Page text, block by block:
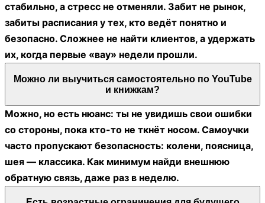
стабильно, а стресс не отменяли. Забит не рынок,
забиты расписания у тех, кто ведёт понятно и
безопасно. Сложнее не найти клиентов, а удержать
их, когда первые «вау» недели прошли.
Можно ли выучиться самостоятельно по YouTube
и книжкам?
Можно, но есть нюанс: ты не увидишь свои ошибки
со стороны, пока кто-то не ткнёт носом. Самоучки
часто пропускают безопасность: колени, поясница,
шея — классика. Как минимум найди внешнюю
обратную связь, даже раз в неделю.